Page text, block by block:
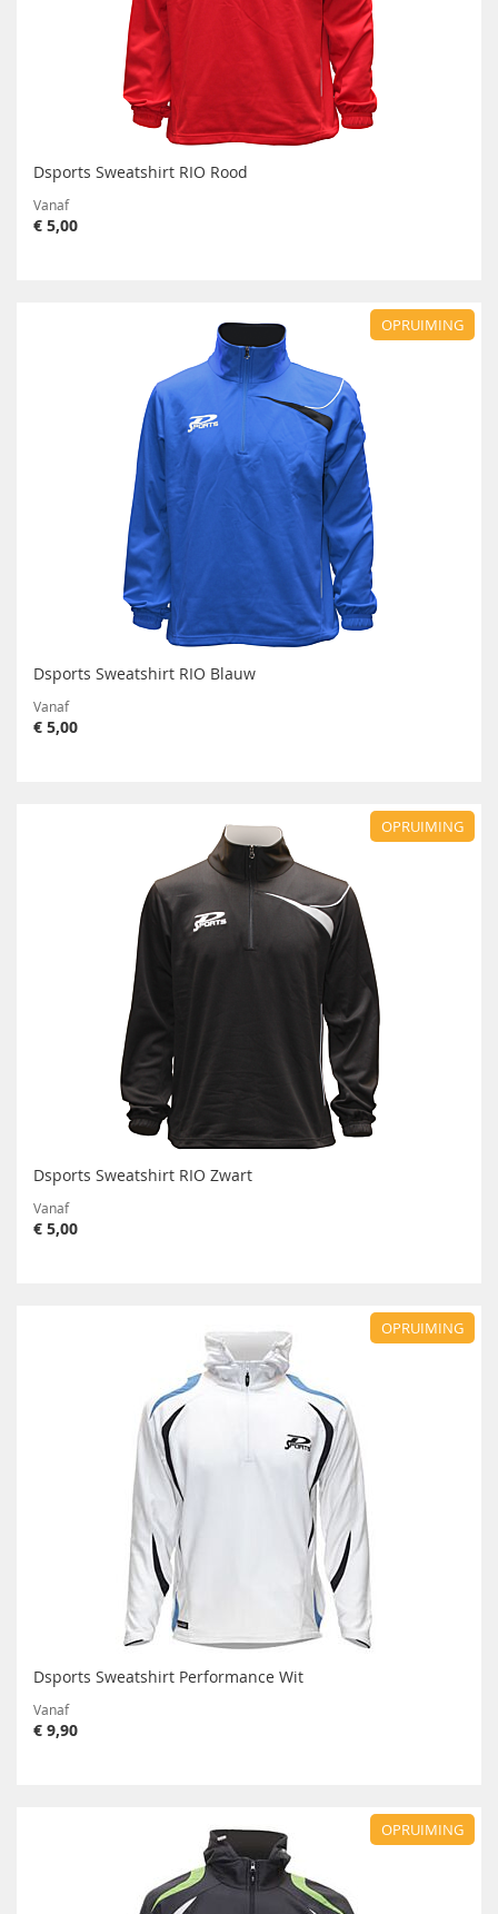
Dsports Sweatshirt RIO Rood
Vanaf
€ 5,00
OPRUIMING
Dsports Sweatshirt RIO Blauw
Vanaf
€ 5,00
OPRUIMING
Dsports Sweatshirt RIO Zwart
Vanaf
€ 5,00
OPRUIMING
Dsports Sweatshirt Performance Wit
Vanaf
€ 9,90
OPRUIMING